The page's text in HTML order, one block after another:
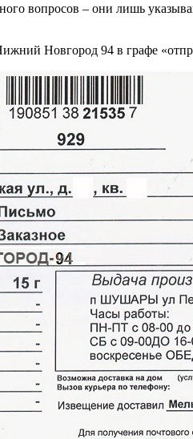
вопросов – они лишь
Новгород 94 в графе